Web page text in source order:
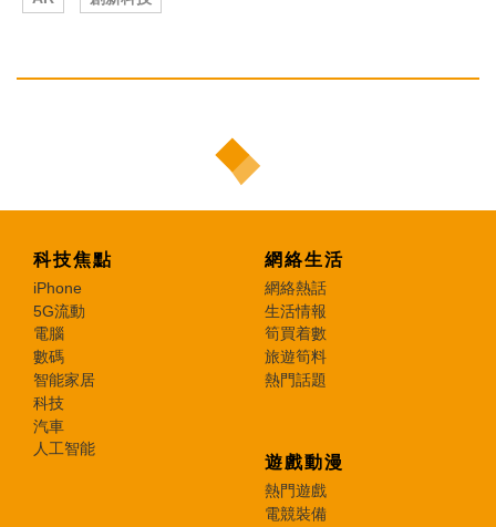
科技焦點
iPhone
5G流動
電腦
數碼
智能家居
科技
汽車
人工智能
網絡生活
網絡熱話
生活情報
筍買着數
旅遊筍料
熱門話題
遊戲動漫
熱門遊戲
電競裝備